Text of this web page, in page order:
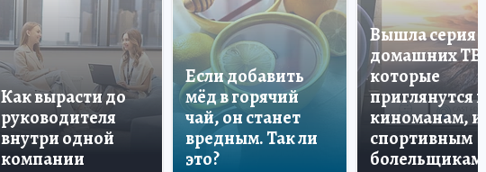
Как вырасти до
руководителя
внутри одной
компании
Если добавить
мёд в горячий
чай, он станет
вредным. Так ли
это?
Вышла серия
домашних ТВ,
которые
приглянутся и
киноманам, и
спортивным
болельщикам